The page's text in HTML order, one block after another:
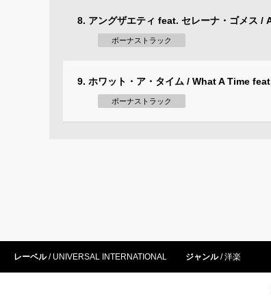
8. アングザエティ feat. セレーナ・ゴメス
ボーナストラック
9. ホワット・ア・タイム / What A Time
ボーナストラック
レーベル UNIVERSAL INTERNATIONAL ジャンル 洋楽